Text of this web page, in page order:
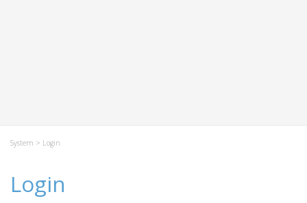
System > Login
Login